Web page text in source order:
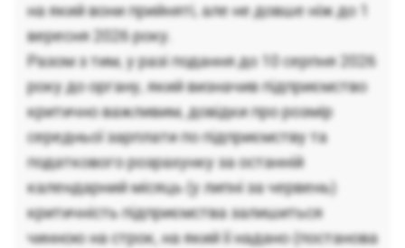
на який вони прийняті, але не довше ніж до 1
вересня 2026 року.
Разом з тим, у разі подання до 10 серпня 2026
року до органу, який визначив підприємство
критично важливим, довідки про розмір
середньої зарплати по підприємству та
податкового розрахунку за останній
календарний місяць (у липні за червень)
критичність підприємства залишиться
чинною на строк, на який її надано (постанова